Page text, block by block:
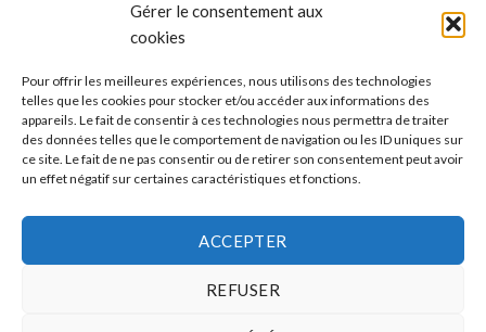
Gérer le consentement aux
cookies
Pour offrir les meilleures expériences, nous utilisons des technologies
telles que les cookies pour stocker et/ou accéder aux informations des
appareils. Le fait de consentir à ces technologies nous permettra de traiter
des données telles que le comportement de navigation ou les ID uniques sur
ce site. Le fait de ne pas consentir ou de retirer son consentement peut avoir
un effet négatif sur certaines caractéristiques et fonctions.
ACCEPTER
REFUSER
ALLO BOX DÉCO
Une question ?